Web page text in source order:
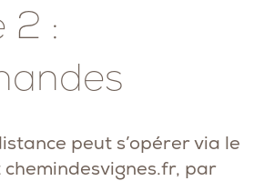
2 :
peut s’opérer via le
chemindesvignes.fr, par